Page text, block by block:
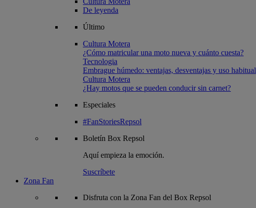
De leyenda
Último
Cultura Motera
¿Cómo matricular una moto nueva y cuánto cuesta?
Tecnologia
Embrague húmedo: ventajas, desventajas y uso habitual
Cultura Motera
¿Hay motos que se pueden conducir sin carnet?
Especiales
#FanStoriesRepsol
Boletín Box Repsol
Aquí empieza la emoción.
Suscríbete
Zona Fan
Disfruta con la Zona Fan del Box Repsol